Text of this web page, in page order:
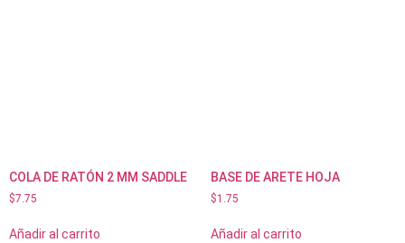
COLA DE RATÓN 2 MM SADDLE
$7.75
Añadir al carrito
BASE DE ARETE HOJA
$1.75
Añadir al carrito